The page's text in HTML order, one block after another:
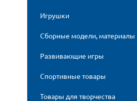
Игрушки
Сборные модели, материалы
Развивающие игры
Спортивные товары
Товары для творчества